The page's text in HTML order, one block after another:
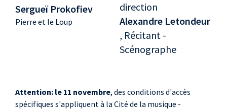
Sergueï Prokofiev
Pierre et le Loup
direction
Alexandre Letondeur
, Récitant -
Scénographe
Attention: le 11 novembre, des conditions d'accès
spécifiques s'appliquent à la Cité de la musique -